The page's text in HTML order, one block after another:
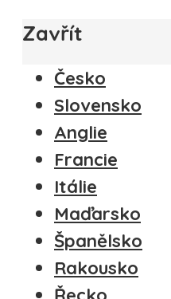
Zavřít
Česko
Slovensko
Anglie
Francie
Itálie
Maďarsko
Španělsko
Rakousko